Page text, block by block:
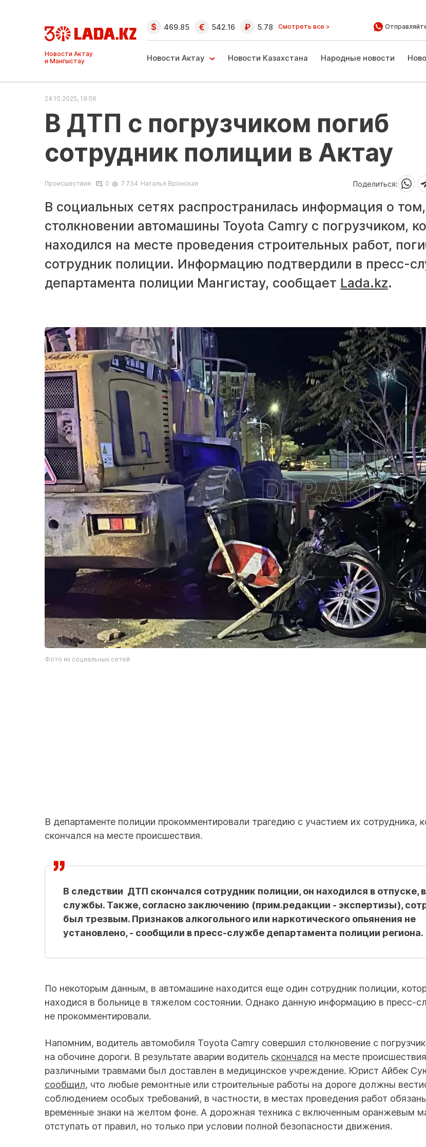
Ақтау және
Манғыстау
жаңалықтары
469.85 542.16 5.78 Смотреть все >
Новости Актау Новости Казахстана Народные новости
24.10.2025, 19:56
В ДТП с погрузчиком погиб
сотрудник полиции в Актау
Происшествия 0 7 734 Наталья Вронская Поделиться:
В социальных сетях распространилась информация о
столкновении автомашины Toyota Camry с погрузчиком,
находился на месте проведения строительных работ,
сотрудник полиции. Информацию подтвердили в пресс-
департамента полиции Мангистау, сообщает Lada.kz.
Фото из социальных сетей
В департаменте полиции прокомментировали трагедию с участием их сотрудника,
скончался на месте происшествия.
В следствии ДТП скончался сотрудник полиции, он находился в отпуске,
службы. Также, согласно заключению (прим.редакции - экспертизы),
был трезвым. Признаков алкогольного или наркотического опьянения не
установлено, - сообщили в пресс-службе департамента полиции региона.
По некоторым данным, в автомашине находится еще один сотрудник полиции,
находися в больнице в тяжелом состоянии. Однако данную информацию в пресс-
не прокомментировали.
Напомним, водитель автомобиля Toyota Camry совершил столкновение с
на обочине дороги. В результате аварии водитель скончался на месте
различными травмами был доставлен в медицинское учреждение. Юрист Айбек
сообщил, что любые ремонтные или строительные работы на дороге должны
соблюдением особых требований, в частности, в местах проведения работ
временные знаки на желтом фоне. А дорожная техника с включенным оранжевым
отступать от правил, но только при условии полной безопасности движения.